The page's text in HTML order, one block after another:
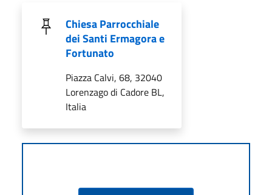
Chiesa Parrocchiale
dei Santi Ermagora e
Fortunato
Piazza Calvi, 68, 32040
Lorenzago di Cadore BL,
Italia